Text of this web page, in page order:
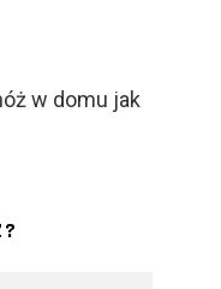
w domu jak